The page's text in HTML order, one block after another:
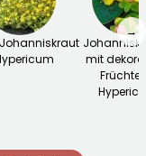
mit
→